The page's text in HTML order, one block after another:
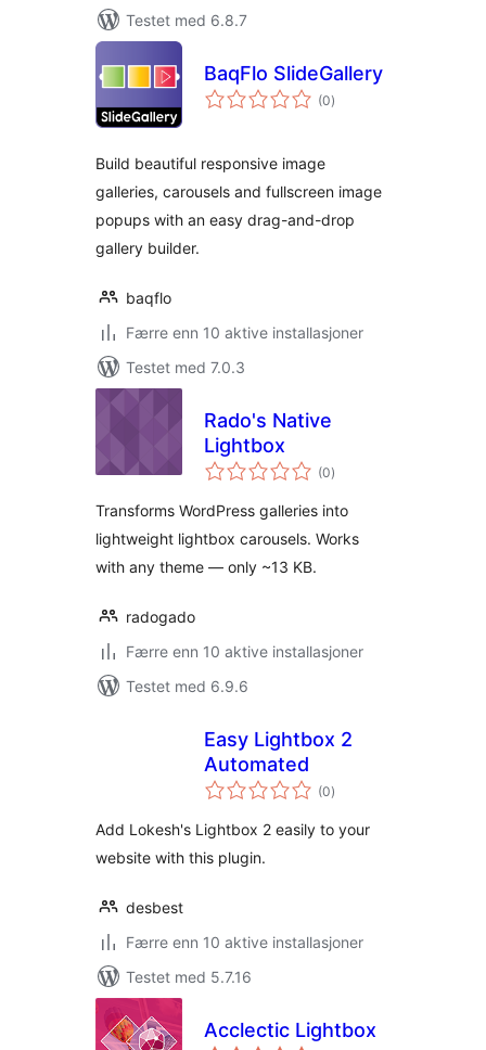
Testet med 6.8.7
BaqFlo SlideGallery
(0totale
vurderinger
)
Build beautiful responsive image
galleries, carousels and fullscreen image
popups with an easy drag-and-drop
gallery builder.
baqflo
Færre enn 10 aktive installasjoner
Testet med 7.0.3
Rado's Native
Lightbox
(0totale
vurderinger
)
Transforms WordPress galleries into
lightweight lightbox carousels. Works
with any theme — only ~13 KB.
radogado
Færre enn 10 aktive installasjoner
Testet med 6.9.6
Easy Lightbox 2
Automated
(0totale
vurderinger
)
Add Lokesh's Lightbox 2 easily to your
website with this plugin.
desbest
Færre enn 10 aktive installasjoner
Testet med 5.7.16
Acclectic Lightbox